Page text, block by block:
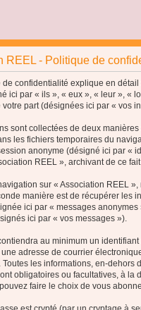
REEL - Politique de
confidentialité explique en
ici par « ils », « eux », « leur », «
votre part (désignées ici par « vos
sont collectées de deux
les fichiers temporaires du
anonyme (désigné ici par «
REEL », archivant de ce
sur « Association REEL
manière est de récupérer les
ici par « messages
ici par « vos messages »).
au minimum un
adresse de courrier
les informations, en-dehors
obligatoires ou facultatives, à
faire le choix de vous